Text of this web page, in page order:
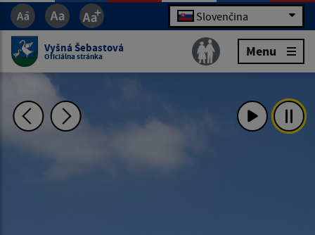
Slovenčina
Vyšná Šebastová
Oficiálna stránka Menu